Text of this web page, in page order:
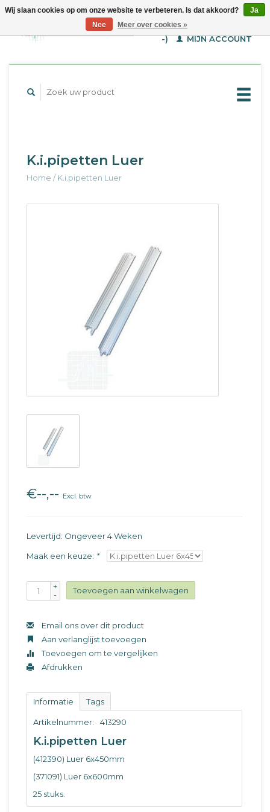
WINKELWAGEN (€--,-
-)
MIJN ACCOUNT
K.i.pipetten Luer
Home /K.i.pipetten Luer
€--,-- Excl. btw
Levertijd: Ongeveer 4 Weken
Maak een keuze: *
+
-
Toevoegen aan winkelwagen
Email ons over dit product
Aan verlanglijst toevoegen
Toevoegen om te vergelijken
Afdrukken
Informatie Tags
Artikelnummer: 413290
K.i.pipetten Luer
(412390) Luer 6x450mm
(371091) Luer 6x600mm
25 stuks.
Wij slaan cookies op om onze website te verbeteren. Is dat akkoord?
Ja
Nee
Meer over cookies »